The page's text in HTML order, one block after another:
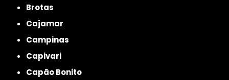
Brotas
Cajamar
Campinas
Capivari
Capão Bonito